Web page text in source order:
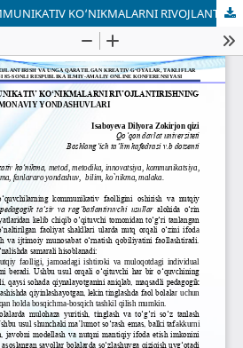
O‘QUVCHILARDA KOMMUNIKATIV KO‘NIKMALARNI RIVOJLANTIRISHNING ZAMONAVIY YONDASHUVLARI